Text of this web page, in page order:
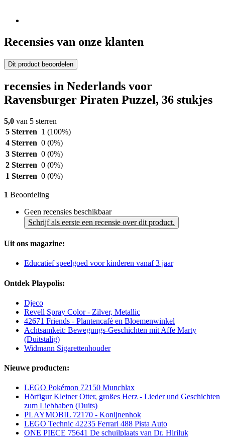
Recensies van onze klanten
Dit product beoordelen
recensies in Nederlands voor
Ravensburger Piraten Puzzel, 36 stukjes
5,0 van 5 sterren
5 Sterren 1 (100%)
4 Sterren 0 (0%)
3 Sterren 0 (0%)
2 Sterren 0 (0%)
1 Sterren 0 (0%)
1 Beoordeling
Geen recensies beschikbaar
Schrijf als eerste een recensie over dit product.
Uit ons magazine:
Educatief speelgoed voor kinderen vanaf 3 jaar
Ontdek Playpolis:
Djeco
Revell Spray Color - Zilver, Metallic
42671 Friends - Plantencafé en Bloemenwinkel
Achtsamkeit: Bewegungs-Geschichten mit Affe Marty
(Duitstalig)
Widmann Sigarettenhouder
Nieuwe producten:
LEGO Pokémon 72150 Munchlax
Hörfigur Kleiner Otter, großes Herz - Lieder und Geschichten
zum Liebhaben (Duits)
PLAYMOBIL 72170 - Konijnenhok
LEGO Technic 42235 Ferrari 488 Pista Auto
ONE PIECE 75641 De schuilplaats van Dr. Hiriluk